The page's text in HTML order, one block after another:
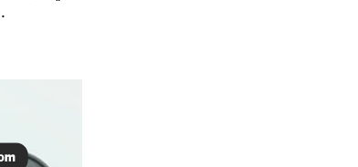
قضائي بالحجز، وألا يكون على رأس عمل آخر في أي وظيفة أخرى، بغض النظر عن نوعها.